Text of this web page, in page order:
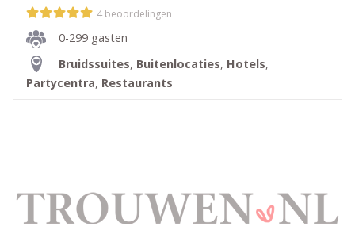
4 beoordelingen
0-299 gasten
Bruidssuites, Buitenlocaties, Hotels,
Partycentra, Restaurants